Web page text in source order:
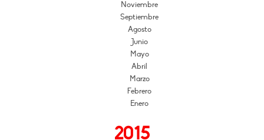
Noviembre
Septiembre
Agosto
Junio
Mayo
Abril
Marzo
Febrero
Enero
2015